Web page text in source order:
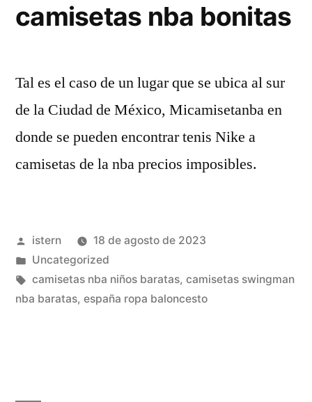
camisetas nba bonitas
Tal es el caso de un lugar que se ubica al sur
de la Ciudad de México, Micamisetanba en
donde se pueden encontrar tenis Nike a
camisetas de la nba precios imposibles.
Publicado
por
istern
18 de agosto de 2023
Publicado
en
Uncategorized
Etiquetas:
camisetas nba niños baratas, camisetas swingman
nba baratas, españa ropa baloncesto